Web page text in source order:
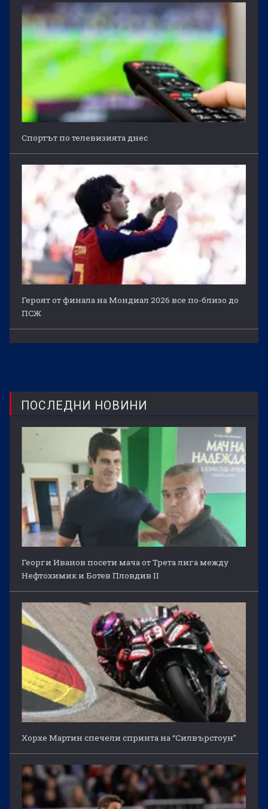
Спортът по телевизията днес
Героят от финала на Мондиал 2026 все по-близо до
ПСЖ
ПОСЛЕДНИ НОВИНИ
Георги Иванов посети мача от Трета лига между
Нефтохимик и Ботев Пловдив II
Хорхе Мартин спечели спринта на “Силвърстоун”